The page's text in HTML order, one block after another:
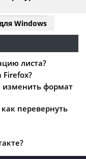
Windows
листа?
Firefox?
изменить формат
перевернуть